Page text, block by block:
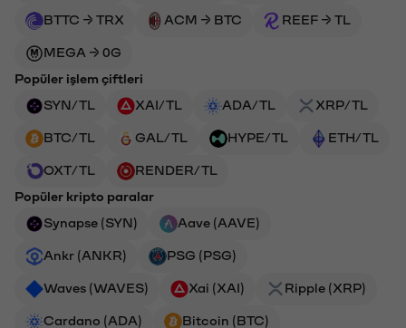
BTTC → TRX ACM → BTC REEF → TL
MEGA → 0G
Popüler işlem çiftleri
SYN/TL
XAI/TL ADA/TL XRP/TL
BTC/TL GAL/TL HYPE/TL ETH/TL
OXT/TL
RENDER/TL
Popüler kripto paralar
Synapse (SYN)
Aave (AAVE)
Ankr (ANKR) PSG (PSG)
Waves (WAVES) Xai (XAI) Ripple (XRP)
Cardano (ADA) Bitcoin (BTC)